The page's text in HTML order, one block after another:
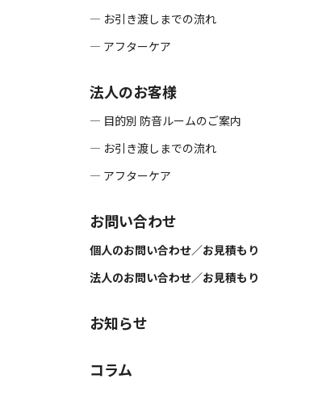
― お引き渡しまでの流れ
― アフターケア
法人のお客様
― 目的別 防音ルームのご案内
― お引き渡しまでの流れ
― アフターケア
お問い合わせ
個人のお問い合わせ／お見積もり
法人のお問い合わせ／お見積もり
お知らせ
コラム